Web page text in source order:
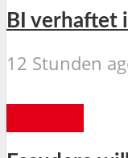
BI verhaftet
12 Stunden